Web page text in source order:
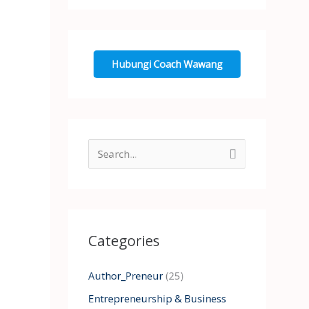
Hubungi Coach Wawang
c
f
o
Categories
Author_Preneur(25)
Entrepreneurship & Business